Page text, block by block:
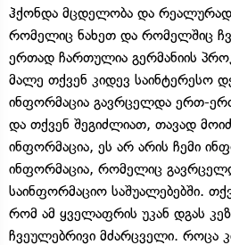
ჰქონდა მცდელობა და რეალურად,
რომელიც ნახეთ და რომელშიც
ერთად ჩართულია გერმანიის
მალე თქვენ კიდევ საინტერესო
ინფორმაცია გავრცელდა ერთ-
და თქვენ შეგიძლიათ, თავად
ინფორმაცია, ეს არ არის ჩემი
ინფორმაცია, რომელიც
საინფორმაციო საშუალებებში.
რომ ამ ყველაფრის უკან დგას
ჩვეულებრივი მძარცველი. როცა